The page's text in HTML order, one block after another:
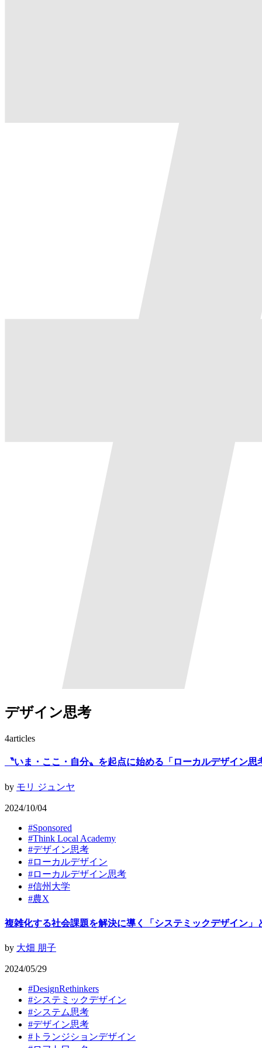
デザイン思考
4articles
〝いま・ここ・自分〟を起点に始める「ローカルデザイン
by モリ ジュンヤ
2024/10/04
#Sponsored
#Think Local Academy
#デザイン思考
#ローカルデザイン
#ローカルデザイン思考
#信州大学
#農X
複雑化する社会課題を解決に導く「システミックデザイン
by 大畑 朋子
2024/05/29
#DesignRethinkers
#システミックデザイン
#システム思考
#デザイン思考
# トランジションデザイン